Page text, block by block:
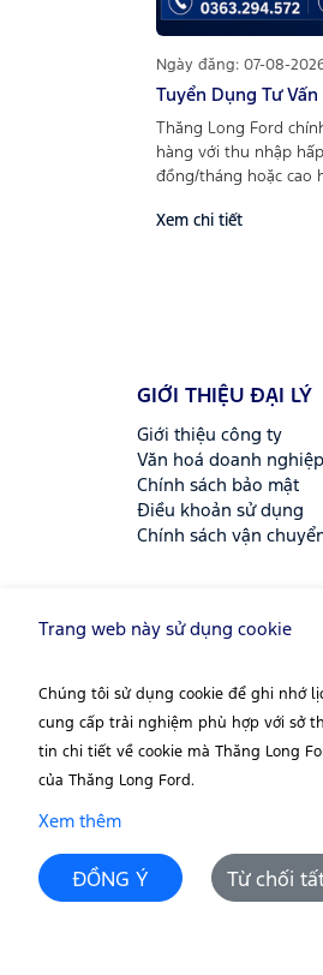
Ngày đăng: 07-08-
Tuyển Dụng Tư
Thăng Long Ford
hàng với thu nhập
đồng/tháng hoặc cao
phát triển sự nghiệp
Xem chi tiết
GIỚI THIỆU ĐẠI LÝ
Giới thiệu công ty
Văn hoá doanh nghiệp
Chính sách bảo mật
Điều khoản sử dụng
Chính sách vận
THĂNG LONG
Địa chỉ:Số 105 Láng
Email:
Số ĐKKD:
Trang web này sử dụng cookie
Chúng tôi sử dụng cookie để ghi nhớ
cung cấp trải nghiệm phù hợp với sở
tin chi tiết về cookie mà Thăng Long
của Thăng Long Ford.
Xem thêm
ĐỒNG Ý Từ chối